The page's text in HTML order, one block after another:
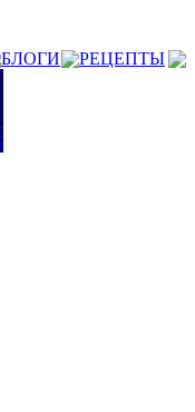
БЛОГИ
РЕЦЕПТЫ